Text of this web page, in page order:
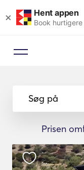
× Hent appen
Book
Søg på
Prisen